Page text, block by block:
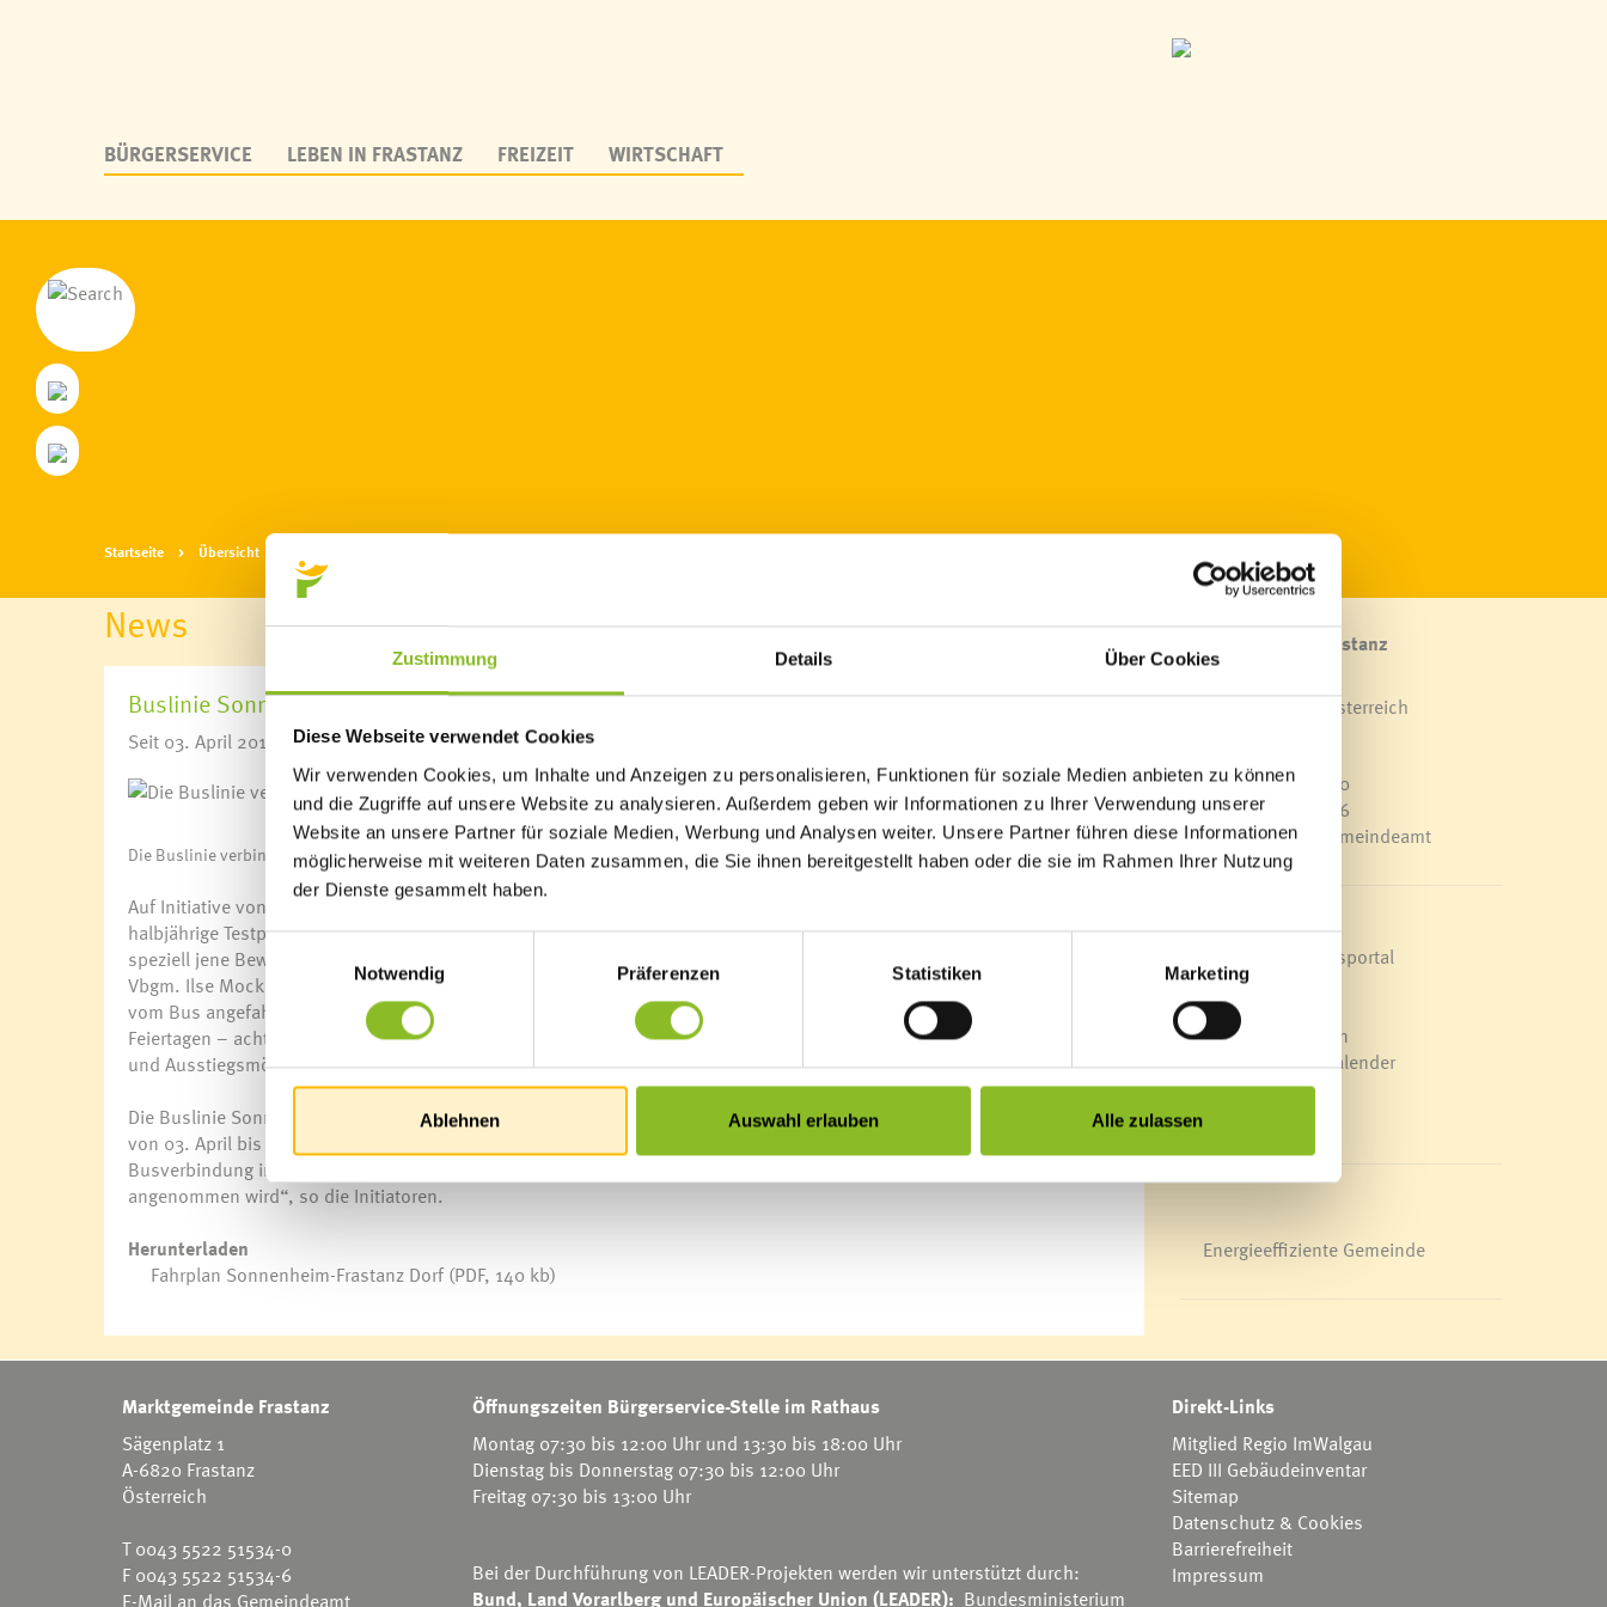
Zustimmung Details Über Cookies
Diese Webseite verwendet Cookies
Wir verwenden Cookies, um Inhalte und Anzeigen zu personalisieren, Funktionen für soziale Medien anbieten zu können
und die Zugriffe auf unsere Website zu analysieren. Außerdem geben wir Informationen zu Ihrer Verwendung unserer
Website an unsere Partner für soziale Medien, Werbung und Analysen weiter. Unsere Partner führen diese Informationen
möglicherweise mit weiteren Daten zusammen, die Sie ihnen bereitgestellt haben oder die sie im Rahmen Ihrer Nutzung
der Dienste gesammelt haben.
Einwilligungsauswahl
Notwendig
Präferenzen Statistiken Marketing
Ablehnen Auswahl erlauben Alle zulassen
BÜRGERSERVICE LEBEN IN FRASTANZ FREIZEIT WIRTSCHAFT
Startseite Übersicht
News
Buslinie Sonnenheim
Seit 03. April 2018 verkehrt die Buslinie Sonnenheim zwischen dem Sonnenheim und dem Frastanzer Zentrum.
Die Buslinie verbindet das Sonnenheim mit dem Zentrum.
Auf Initiative von Vizebürgermeisterin Ilse Mock und Gemeinderat Ing. Rainer Hartmann wurde nach Ostern eine
halbjährige Testphase für einen Linienbus zwischen dem Sonnenheim und dem Ortzentrum gestartet. „Wir wollen damit
speziell jene BewohnnerInnen im Sonnenheim ansprechen, die mit dem Bus Besorgungen machen möchten“, erklärt
Vbgm. Ilse Mock. So werden unter anderem das Rathaus, die Apotheke sowie die Geschäfte Lidl, Sutterlüty und Spar
vom Bus angefahren. Insgesamt bedient die Buslinie Sonnenheim jeden Dienstag- und Freitagvormittag – außer an
Feiertagen – acht Haltestellen. Im Sonnenheim gibt es im „Oberen Siedlerweg“, beim Spielplatz und „Am Damm“ Ein-
und Ausstiegsmöglichkeiten. Ein Tagesticket kostet 2,- Euro.
Die Buslinie Sonnenheim wird im Auftrag der Marktgemeinde Frastanz vom ortsansässigen Unternehmen Merz vorerst
von 03. April bis 28. September 2018 bedient. Nach der halbjährigen Probephase wird geprüft, wie häufig die
Busverbindung in Anspruch genommen wurde und entschieden wie es weiter gehen soll. „Wir hoffen, dass der Bus gut
angenommen wird“, so die Initiatoren.
Herunterladen
Fahrplan Sonnenheim-Frastanz Dorf(PDF, 140 kb)
Marktgemeinde Frastanz
A-6820 Frastanz, Österreich
T0043 5522 51534-0
F 0043 5522 51534-6
E-Mail an das Gemeindeamt
Veröffentlichungsportal
Blackout
Ortsplan
Bürgermeldungen
Veranstaltungskalender
Mediathek
Energieeffiziente Gemeinde
Marktgemeinde Frastanz
Sägenplatz 1
A-6820 Frastanz
Österreich
T0043 5522 51534-0
F 0043 5522 51534-6
E-Mail an das Gemeindeamt
Öffnungszeiten Bürgerservice-Stelle im Rathaus
Montag 07:30 bis 12:00 Uhr und 13:30 bis 18:00 Uhr
Dienstag bis Donnerstag 07:30 bis 12:00 Uhr
Freitag 07:30 bis 13:00 Uhr
Bei der Durchführung von LEADER-Projekten werden wir unterstützt durch:
Bund, Land Vorarlberg und Europäischer Union (LEADER): Bundesministerium
Direkt-Links
Mitglied Regio ImWalgau
EED III Gebäudeinventar
Sitemap
Datenschutz & Cookies
Barrierefreiheit
Impressum